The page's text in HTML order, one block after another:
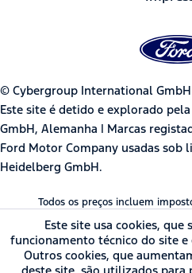
© Cybergroup International GmbH
Este site é detido e explorado
GmbH, Alemanha | Marcas
Ford Motor Company usadas sob
Heidelberg GmbH.
Todos os preços incluem
Este site usa cookies, que
funcionamento técnico do site
Outros cookies, que